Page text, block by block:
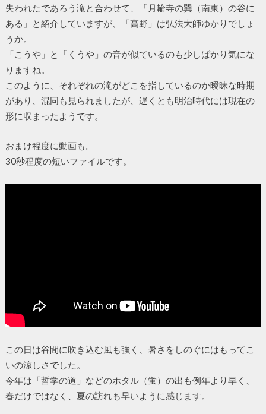
失われたであろう滝と合わせて、「月輪寺の巽（南東）の谷に
ある」と紹介していますが、「高野」は弘法大師ゆかりでしょ
うか。
「こうや」と「くうや」の音が似ているのも少しばかり気にな
りますね。
このように、それぞれの滝がどこを指しているのか曖昧な時期
があり、混同も見られましたが、遅くとも明治時代には現在の
形に収まったようです。
おまけ程度に動画も。
30秒程度の短いファイルです。
この日は谷間に吹き込む風も強く、暑さをしのぐにはもってこ
いの涼しさでした。
今年は「哲学の道」などのホタル（蛍）の出も例年より早く、
春だけではなく、夏の訪れも早いように感じます。